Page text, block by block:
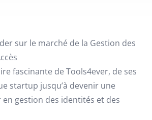
sur le marché de la Gestion des
fascinante de Tools4ever, de ses
startup jusqu’à devenir une
gestion des identités et des